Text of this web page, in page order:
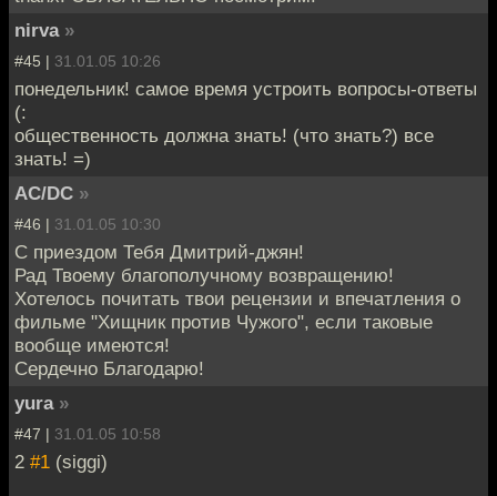
nirva »
#45 | 31.01.05 10:26
понедельник! самое время устроить вопросы-ответы
(:
общественность должна знать! (что знать?) все
знать! =)
AC/DC »
#46 | 31.01.05 10:30
С приездом Тебя Дмитрий-джян!
Рад Твоему благополучному возвращению!
Хотелось почитать твои рецензии и впечатления о
фильме "Хищник против Чужого", если таковые
вообще имеются!
Сердечно Благодарю!
yura »
#47 | 31.01.05 10:58
2 #1 (siggi)